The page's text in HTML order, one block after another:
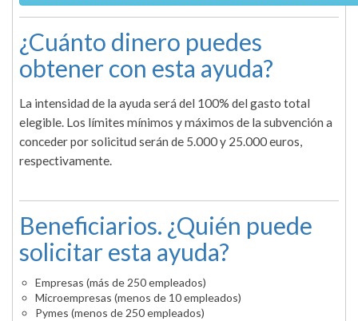
¿Cuánto dinero puedes
obtener con esta ayuda?
La intensidad de la ayuda será del 100% del gasto total
elegible. Los límites mínimos y máximos de la subvención a
conceder por solicitud serán de 5.000 y 25.000 euros,
respectivamente.
Beneficiarios. ¿Quién puede
solicitar esta ayuda?
Empresas (más de 250 empleados)
Microempresas (menos de 10 empleados)
Pymes (menos de 250 empleados)